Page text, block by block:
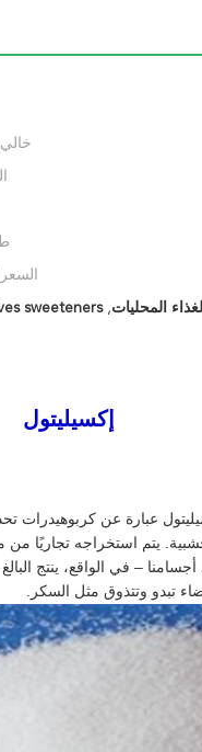
المحليات,
sweeteners
إكسيليتول
عبارة عن
يتم استخراجه تجاريًا من
تبدو وتتذوق مثل السكر.